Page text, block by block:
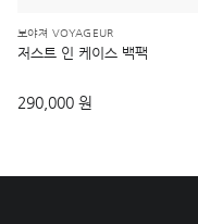
보야져 VOYAGEUR
저스트 인 케이스 백팩
290,000 원